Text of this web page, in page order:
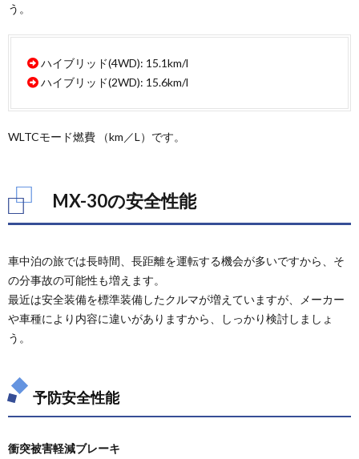
性
3.1.
イズ
3.2.
シート
アレン
MX-
車中
け純
正ア
クセ
サリ
4.1.
その他
の純正
5.
う。
ハイブリッド(4WD): 15.1km/l
ハイブリッド(2WD): 15.6km/l
WLTCモード燃費 （km／L）です。
MX-30の安全性能
車中泊の旅では長時間、長距離を運転する機会が多いですから、そ
の分事故の可能性も増えます。
最近は安全装備を標準装備したクルマが増えていますが、メーカー
や車種により内容に違いがありますから、しっかり検討しましょ
う。
予防安全性能
衝突被害軽減ブレーキ